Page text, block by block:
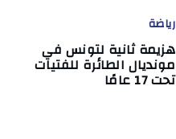
رياضة
هزيمة ثانية لتونس في
مونديال الطائرة للفتيات
تحت 17 عامًا